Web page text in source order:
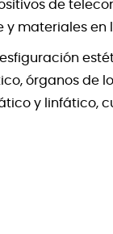
de
y materiales en
órganos de
y linfático,